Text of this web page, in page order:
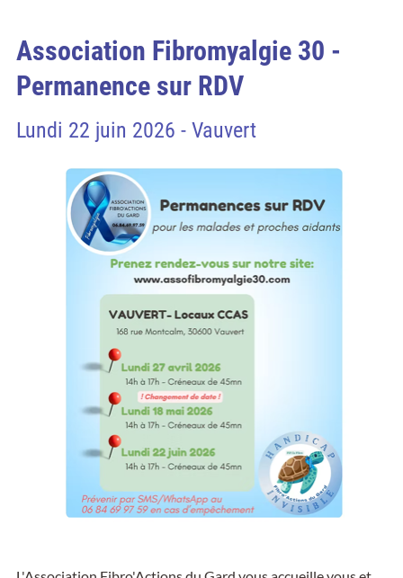
Association Fibromyalgie 30 -
Permanence sur RDV
Lundi 22 juin 2026 - Vauvert